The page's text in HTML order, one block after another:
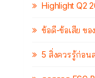
Highlight Q2
ข้อดี-ข้อเสีย ข
5 สิ่งควรรู้ก่อน